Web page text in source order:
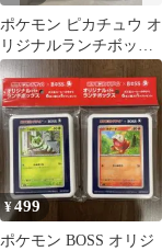
ポケモン ピカチュウ オ
リジナルランチボック
ス
¥499
ポケモン BOSS オリジ